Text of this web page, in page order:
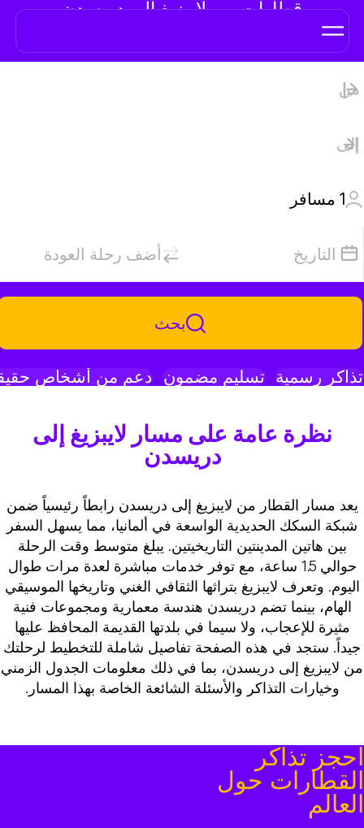
قطارات من لايبزيغ إلى دريسدن
1 مسافر
التاريخ أضف رحلة العودة
بحث
تذاكر رسمية تسليم مضمون دعم من أشخاص
نظرة عامة على مسار لايبزيغ إلى
دريسدن
يعد مسار القطار من لايبزيغ إلى دريسدن رابطاً رئيسياً ضمن
شبكة السكك الحديدية الواسعة في ألمانيا، مما يسهل السفر
بين هاتين المدينتين التاريخيتين. يبلغ متوسط وقت الرحلة
حوالي 1.5 ساعة، مع توفر خدمات مباشرة لعدة مرات طوال
اليوم. وتعرف لايبزيغ بتراثها الثقافي الغني وتاريخها الموسيقي
الهام، بينما تضم دريسدن هندسة معمارية ومجموعات فنية
مثيرة للإعجاب، ولا سيما في بلدتها القديمة المحافظ عليها
جيداً. ستجد في هذه الصفحة تفاصيل شاملة للتخطيط لرحلتك
من لايبزيغ إلى دريسدن، بما في ذلك معلومات الجدول الزمني
وخيارات التذاكر والأسئلة الشائعة الخاصة بهذا المسار.
تذاكر
حول